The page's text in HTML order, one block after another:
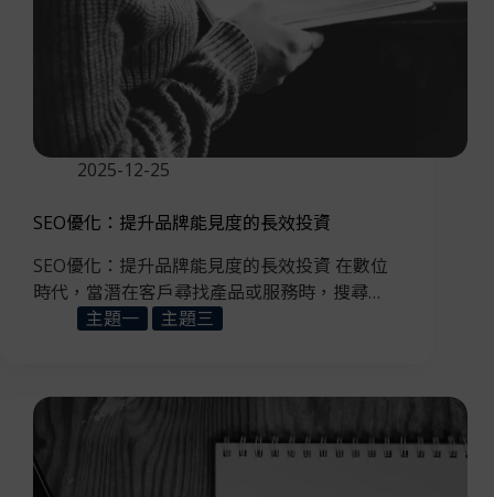
2025-12-25
SEO優化：提升品牌能見度的長效投資
SEO優化：提升品牌能見度的長效投資 在數位
時代，當潛在客戶尋找產品或服務時，搜尋…
主題一
主題三